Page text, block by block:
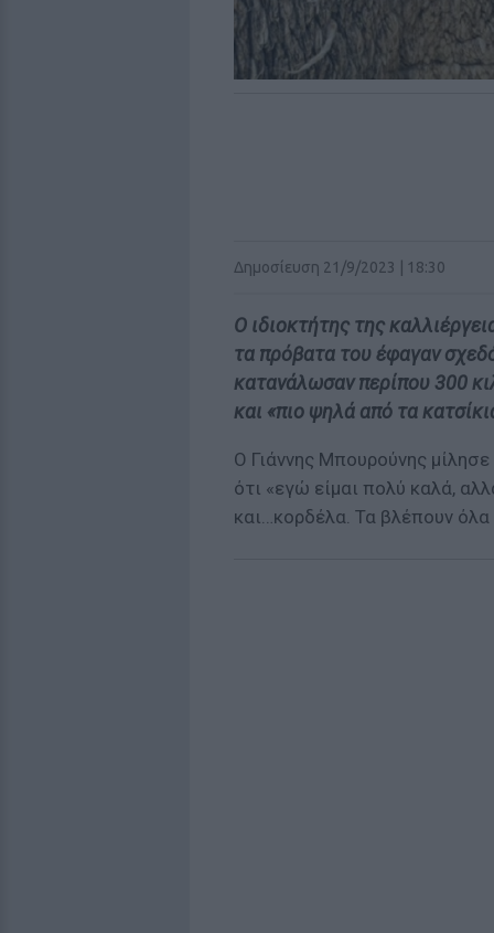
Δημοσίευση 21/9/2023 | 18:30
Ο ιδιοκτήτης της
τα πρόβατα του έφαγαν
κατανάλωσαν περίπου 300
και «πιο ψηλά από τα
Ο Γιάννης Μπουρούνης
ότι «εγώ είμαι πολύ καλά,
και…κορδέλα. Τα βλέπουν